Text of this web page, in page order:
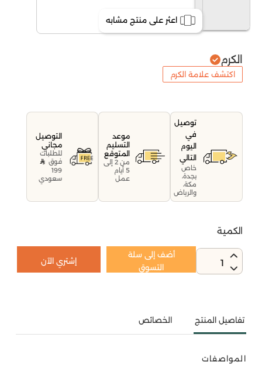
اعثر على منتج مشابه
الكرم
اكتشف علامة الكرم
توصيل
في
اليوم
التالي
خاص
بجدة،
مكة،
والرياض
موعد
التسليم
المتوقع
من 2 إلى
5 أيام
عمل
التوصيل
مجاني
للطلبات
فوق
199
سعودي
الكمية
1
أضف إلى سلة
التسوق
إشتري الآن
تفاصيل المنتج الخصائص
المواصفات